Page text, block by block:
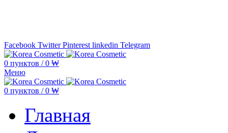
Facebook Twitter Pinterest linkedin Telegram
0 пунктов / 0 ₩
Меню
0 пунктов / 0 ₩
Главная